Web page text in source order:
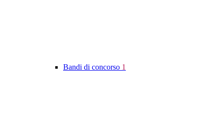
Bandi di concorso 1